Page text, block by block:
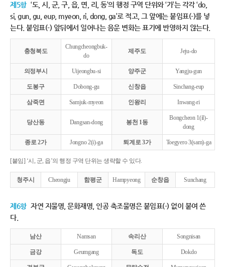
제5항 ‘도, 시, 군, 구, 읍, 면, 리, 동’의 행정 구역 단위와 ‘가’는 각각 ‘do,
si, gun, gu, eup, myeon, ri, dong, ga’로 적고, 그 앞에는 붙임표(-)를 넣
는다. 붙임표(-) 앞뒤에서 일어나는 음운 변화는 표기에 반영하지 않는다.
충청북도
Chungcheongbuk-
do
제주도 Jeju-do
의정부시 Uijeongbu-si 양주군 Yangju-gun
도봉구 Dobong-gu 신창읍 Sinchang-eup
삼죽면 Samjuk-myeon 인왕리 Inwang-ri
당산동 Dangsan-dong 봉천 1동
Bongcheon 1(il)-
dong
종로 2가 Jongno 2(i)-ga 퇴계로 3가 Toegyero 3(sam)-ga
[붙임] ‘시, 군, 읍’의 행정 구역 단위는 생략할 수 있다.
청주시 Cheongju 함평군 Hampyeong 순창읍 Sunchang
제6항 자연 지물명, 문화재명, 인공 축조물명은 붙임표(-) 없이 붙여 쓴
다.
남산 Namsan 속리산 Songnisan
금강 Geumgang 독도 Dokdo